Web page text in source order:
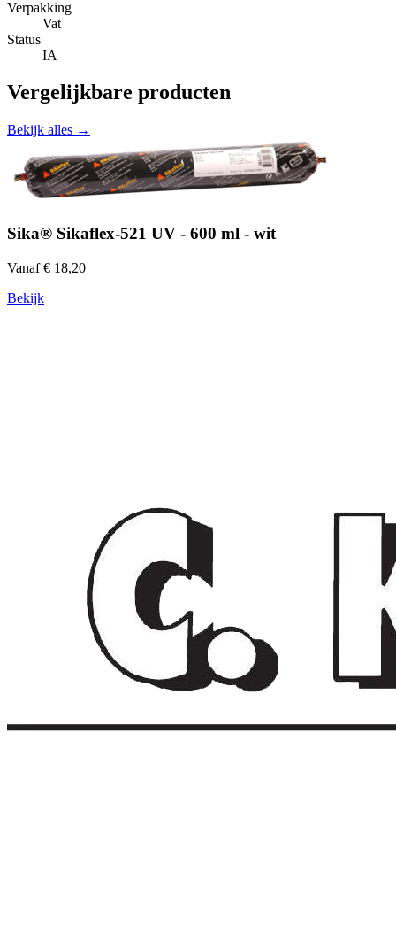
Verpakking
Vat
Status
IA
Vergelijkbare producten
Bekijk alles →
Sika® Sikaflex-521 UV - 600 ml - wit
Vanaf € 18,20
Bekijk